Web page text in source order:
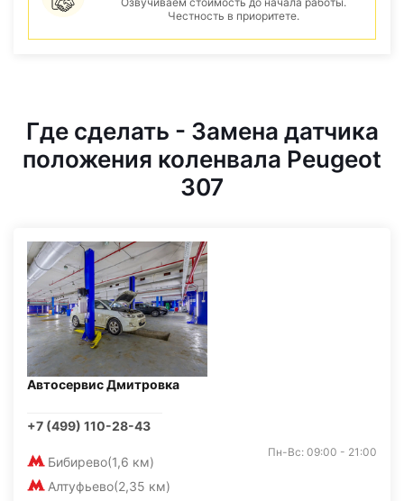
Честность в приоритете.
Где сделать - Замена датчика
положения коленвала Peugeot
307
Автосервис Дмитровка
+7 (499) 110-28-43
Бибирево(1,6 км)
Алтуфьево(2,35 км)
Пн-Вс: 09:00 - 21:00